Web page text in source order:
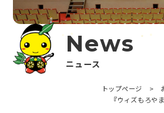
News
ニュース
トップページ >
『ウィズもろや